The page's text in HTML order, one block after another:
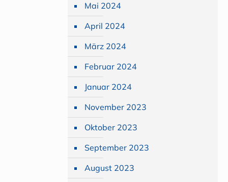
Mai 2024
April 2024
März 2024
Februar 2024
Januar 2024
November 2023
Oktober 2023
September 2023
August 2023